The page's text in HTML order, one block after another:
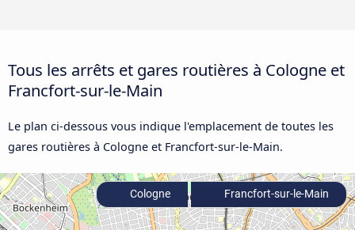
Tous les arrêts et gares routières à Cologne et
Francfort-sur-le-Main
Le plan ci-dessous vous indique l'emplacement de toutes les
gares routières à Cologne et Francfort-sur-le-Main.
Cologne Francfort-sur-le-Main